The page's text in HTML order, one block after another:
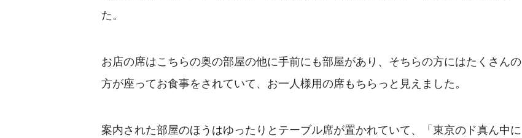
た。
お店の席はこちらの奥の部屋の他に手前にも部屋があり、そちらの方にはたくさんの
方が座ってお食事をされていて、お一人様用の席もちらっと見えました。
案内された部屋のほうはゆったりとテーブル席が置かれていて、「東京のド真ん中に